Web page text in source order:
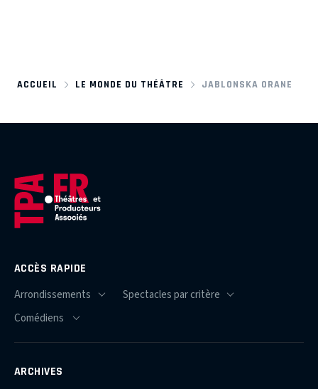
ACCUEIL LE MONDE DU THÉÂTRE JABLONSKA ORANE
ACCÈS RAPIDE
ARCHIVES